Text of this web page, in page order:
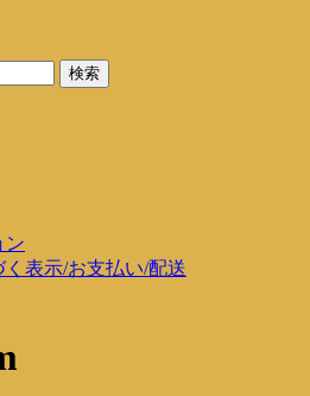
ン
表示/お支払い/配送